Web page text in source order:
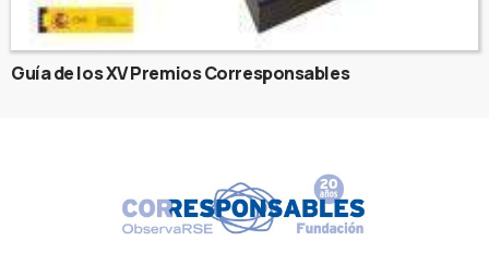
Guía de los XV Premios Corresponsables